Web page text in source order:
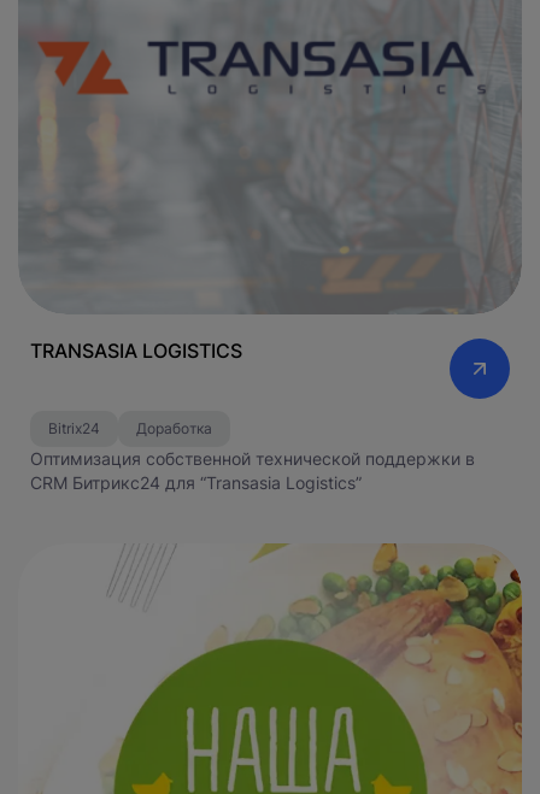
TRANSASIA LOGISTICS
Bitrix24 Доработка
Оптимизация собственной технической поддержки в
CRM Битрикс24 для “Transasia Logistics”